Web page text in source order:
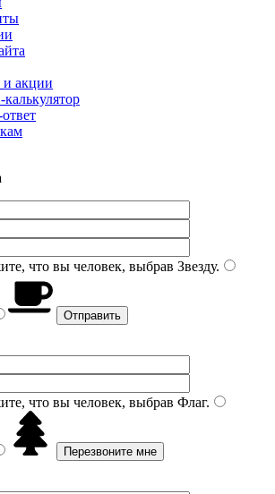
акции
что вы человек, выбрав Звезду.
что вы человек, выбрав Флаг.